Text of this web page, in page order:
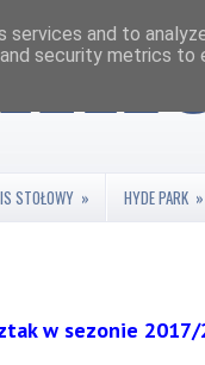
STOŁOWY » HYDE PARK »
w sezonie
and to
security metrics to